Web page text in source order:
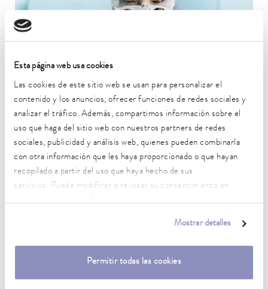
Esta página web usa cookies
Las cookies de este sitio web se usan para personalizar el
contenido y los anuncios, ofrecer funciones de redes sociales y
analizar el tráfico. Además, compartimos información sobre el
uso que haga del sitio web con nuestros partners de redes
sociales, publicidad y análisis web, quienes pueden combinarla
con otra información que les haya proporcionado o que hayan
recopilado a partir del uso que haya hecho de sus
servicios. Puede modificar o revocar su consentimiento en
Mostrar detalles
Permitir todas las cookies
El control de temperatura en investigación y desarrollo es de
gran importancia, especialmente en las áreas de preparación de
muestras y aseguramiento de la calidad.
Ir al ejemplo de aplicación
Tecnología médica